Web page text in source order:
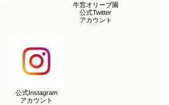
牛窓オリーブ園
公式Twitter
アカウント
公式Instagram
アカウント